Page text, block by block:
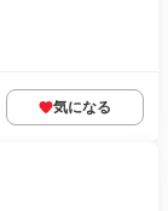
気になる